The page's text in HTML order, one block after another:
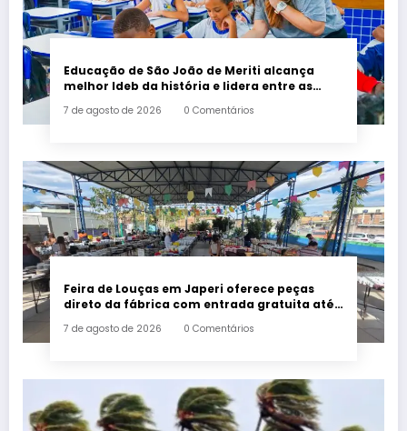
Educação de São João de Meriti alcança
melhor Ideb da história e lidera entre as
7 de agosto de 2026 0 Comentários
Feira de Louças em Japeri oferece peças
direto da fábrica com entrada gratuita até
7 de agosto de 2026 0 Comentários